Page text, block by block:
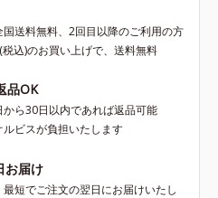
送料無料、2回目以降のご利用の方
込)のお買い上げで、送料無料
品OK
ら30日以内であれば返品可能
ビスが負担いたします
お届け
短でご注文の翌日にお届けいたし